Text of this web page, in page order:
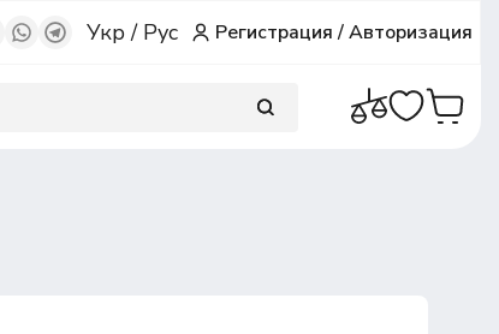
Укр/ Рус Регистрация/Авторизация